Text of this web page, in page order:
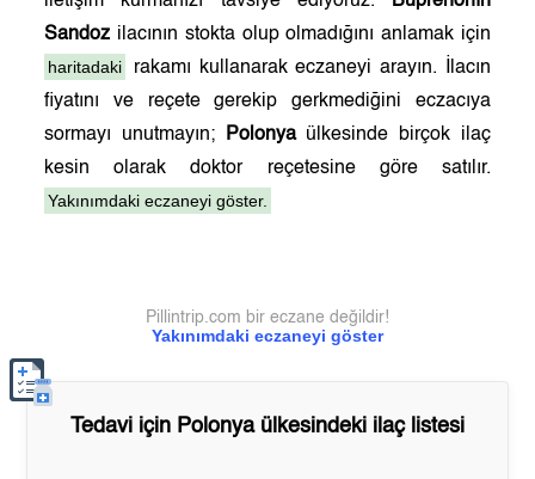
Sandoz ilacının stokta olup olmadığını anlamak için
haritadaki
rakamı kullanarak eczaneyi arayın. İlacın
fiyatını ve reçete gerekip gerkmediğini eczacıya
sormayı unutmayın;
Polonyaülkesinde birçok ilaç
kesin olarak doktor reçetesine göre satılır.
Yakınımdaki eczaneyi göster.
Yakınımdaki eczaneyi göster
Pillintrip.com bir eczane değildir!
Tedavi için Polonyaülkesindeki ilaç listesi